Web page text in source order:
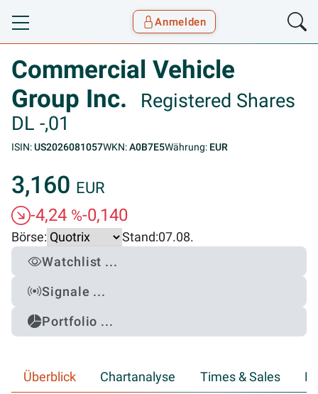
Toggle navigation
Anmelden
Commercial Vehicle
Group Inc.
Registered Shares
DL -,01
ISIN:US2026081057WKN:A0B7E5Währung: EUR
3,160 EUR
-4,24 %-0,140
Börse: Stand:07.08.
Watchlist ...
Signale ...
Portfolio ...
Überblick Chartanalyse Times & Sales